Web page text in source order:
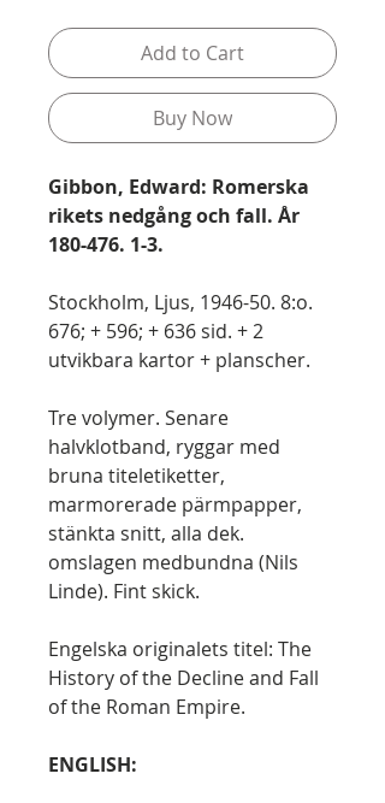
Add to Cart
Buy Now
Gibbon, Edward: Romerska
rikets nedgång och fall. År
180-476. 1-3.
Stockholm, Ljus, 1946-50. 8:o.
676; + 596; + 636 sid. + 2
utvikbara kartor + planscher.
Tre volymer. Senare
halvklotband, ryggar med
bruna titeletiketter,
marmorerade pärmpapper,
stänkta snitt, alla dek.
omslagen medbundna (Nils
Linde). Fint skick.
Engelska originalets titel: The
History of the Decline and Fall
of the Roman Empire.
ENGLISH: